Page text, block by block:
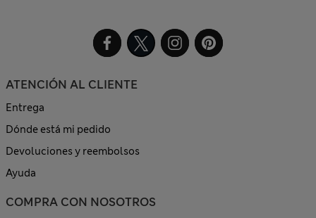
ATENCIÓN AL CLIENTE
Entrega
Dónde está mi pedido
Devoluciones y reembolsos
Ayuda
COMPRA CON NOSOTROS